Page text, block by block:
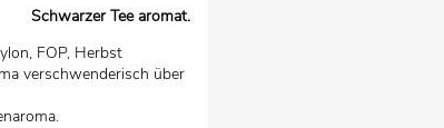
Schwarzer Tee aromat.
FOP, Herbst
verschwenderisch über